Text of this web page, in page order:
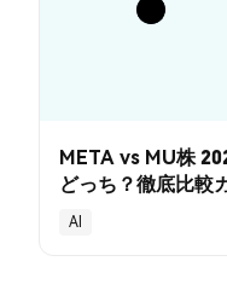
META vs MU株
どっち？徹底比較
AI